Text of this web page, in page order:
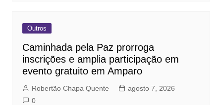
Outros
Caminhada pela Paz prorroga
inscrições e amplia participação em
evento gratuito em Amparo
Robertão Chapa Quente
agosto 7, 2026
0